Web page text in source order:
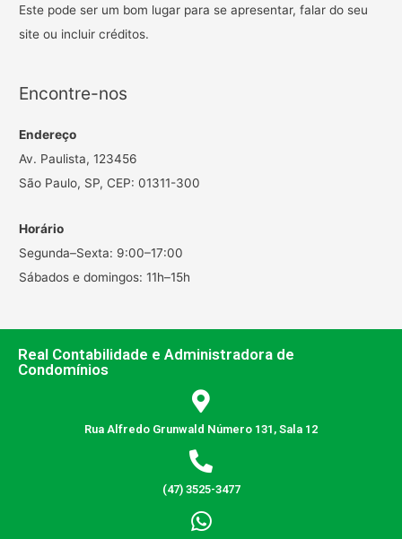
Este pode ser um bom lugar para se apresentar, falar do seu
site ou incluir créditos.
Encontre-nos
Endereço
Av. Paulista, 123456
São Paulo, SP, CEP: 01311-300
Horário
Segunda–Sexta: 9:00–17:00
Sábados e domingos: 11h–15h
Real Contabilidade e Administradora de
Condomínios
Rua Alfredo Grunwald Número 131, Sala 12
(47) 3525-3477